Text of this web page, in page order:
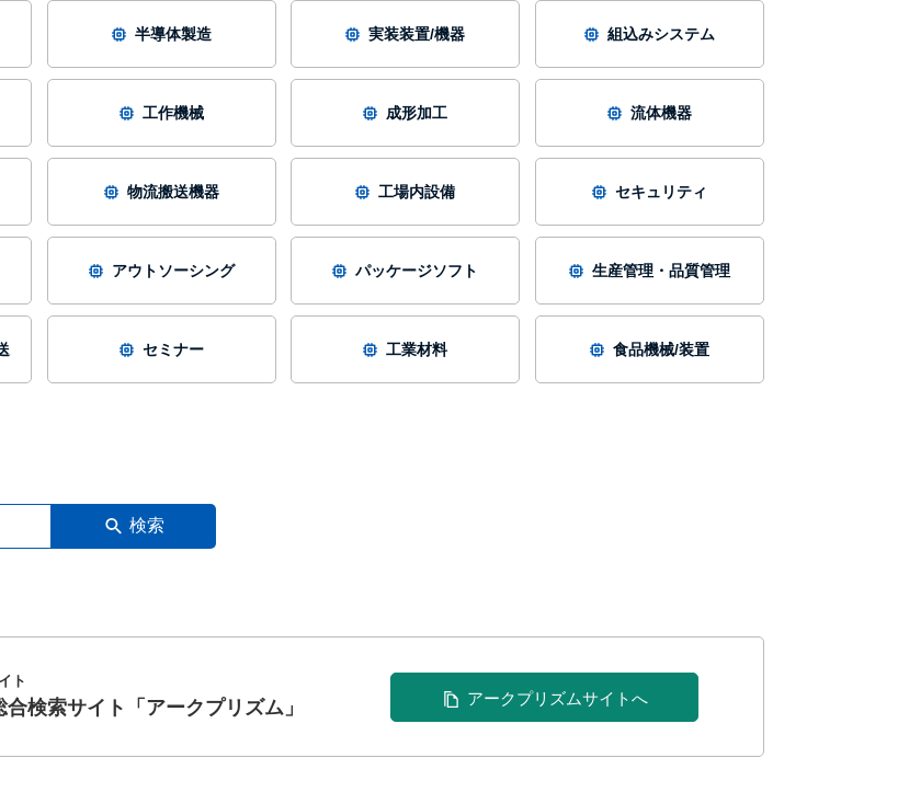
半導体製造 実装装置/機器 組込みシステム
工作機械 成形加工 流体機器
物流搬送機器 工場内設備 セキュリティ
アウトソーシング パッケージソフト 生産管理・品質管理
セミナー 工業材料 食品機械/装置
検索
ト
検索サイト 「アークプリズム」 アークプリズムサイトへ